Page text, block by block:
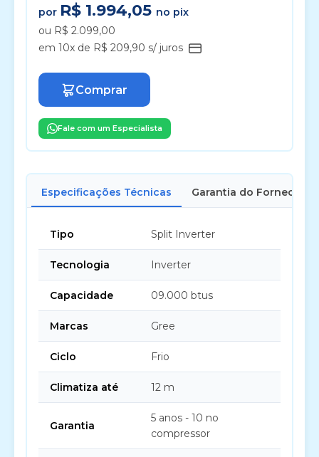
por R$ 1.994,05 no pix
ou R$ 2.099,00
em 10x de R$ 209,90 s/ juros
Comprar
Fale com um Especialista
Especificações Técnicas Garantia do Fornecedor
Tipo Split Inverter
Tecnologia Inverter
Capacidade 09.000 btus
Marcas Gree
Ciclo Frio
Climatiza até 12 m
Garantia
5 anos - 10 no
compressor